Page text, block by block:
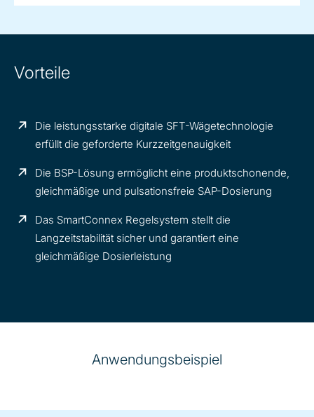
Vorteile
Die leistungsstarke digitale SFT-Wägetechnologie
erfüllt die geforderte Kurzzeitgenauigkeit
Die BSP-Lösung ermöglicht eine produktschonende,
gleichmäßige und pulsationsfreie SAP-Dosierung
Das SmartConnex Regelsystem stellt die
Langzeitstabilität sicher und garantiert eine
gleichmäßige Dosierleistung
Anwendungsbeispiel